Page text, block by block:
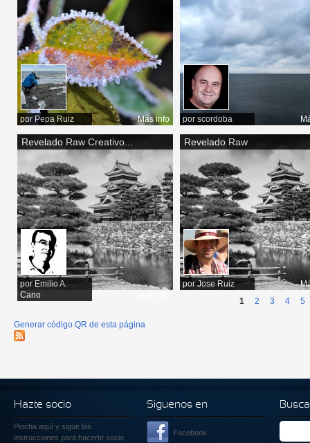
por Pepa Ruiz Más info por scordoba
Revelado Raw Creativo...
porEmilio A.
Cano
Revelado Raw
porJose Ruiz
1 2 3 4 5
Generar código QR de esta página
Hazte socio
Pincha aquí y sigue las
instrucciones para hacerte socio.
Siguenos en
Facebook